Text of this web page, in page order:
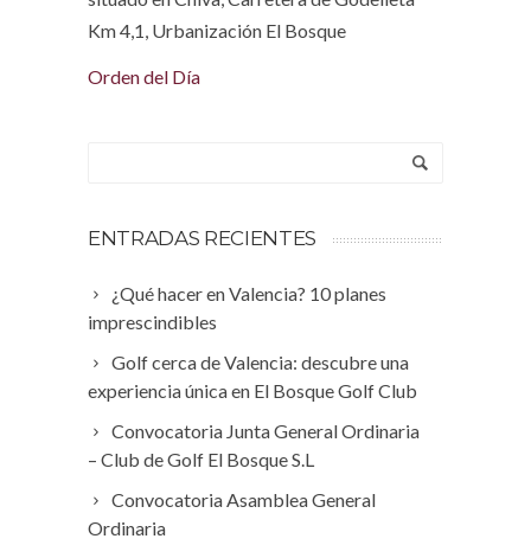
Km 4,1, Urbanización El Bosque
Orden del Día
ENTRADAS RECIENTES
¿Qué hacer en Valencia? 10 planes
imprescindibles
Golf cerca de Valencia: descubre una
experiencia única en El Bosque Golf Club
Convocatoria Junta General Ordinaria
– Club de Golf El Bosque S.L
Convocatoria Asamblea General
Ordinaria